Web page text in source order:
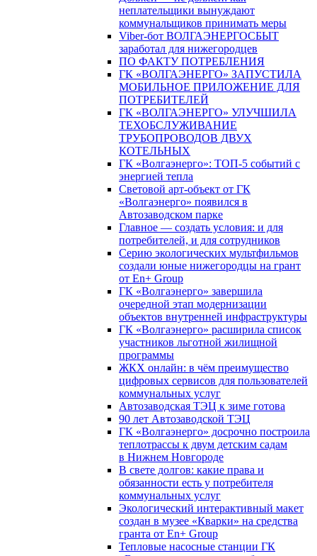
неплательщики вынуждают
коммунальщиков принимать меры
Viber-бот ВОЛГАЭНЕРГОСБЫТ
заработал для нижегородцев
ПО ФАКТУ ПОТРЕБЛЕНИЯ
ГК «ВОЛГАЭНЕРГО» ЗАПУСТИЛА
МОБИЛЬНОЕ ПРИЛОЖЕНИЕ ДЛЯ
ПОТРЕБИТЕЛЕЙ
ГК «ВОЛГАЭНЕРГО» УЛУЧШИЛА
ТЕХОБСЛУЖИВАНИЕ
ТРУБОПРОВОДОВ ДВУХ
КОТЕЛЬНЫХ
ГК «Волгаэнерго»: ТОП-5 событий с
энергией тепла
Световой арт-объект от ГК
«Волгаэнерго» появился в
Автозаводском парке
Главное — создать условия: и для
потребителей, и для сотрудников
Серию экологических мультфильмов
создали юные нижегородцы на грант
от En+ Group
ГК «Волгаэнерго» завершила
очередной этап модернизации
объектов внутренней инфраструктуры
ГК «Волгаэнерго» расширила список
участников льготной жилищной
программы
ЖКХ онлайн: в чём преимущество
цифровых сервисов для пользователей
коммунальных услуг
Автозаводская ТЭЦ к зиме готова
90 лет Автозаводской ТЭЦ
ГК «Волгаэнерго» досрочно построила
теплотрассы к двум детским садам
в Нижнем Новгороде
В свете долгов: какие права и
обязанности есть у потребителя
коммунальных услуг
Экологический интерактивный макет
создан в музее «Кварки» на средства
гранта от En+ Group
Тепловые насосные станции ГК